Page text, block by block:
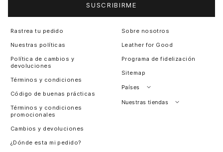
SUSCRIBIRME
Rastrea tu pedido
Nuestras políticas
Política de cambios y
devoluciones
Términos y condiciones
Código de buenas prácticas
Términos y condiciones
promocionales
Cambios y devoluciones
¿Dónde esta mi pedido?
Sobre nosotros
Leather for Good
Programa de fidelización
Sitemap
Países
Perú
Nuestras tiendas